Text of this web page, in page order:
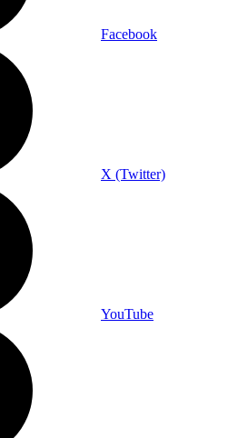
Facebook
X (Twitter)
YouTube